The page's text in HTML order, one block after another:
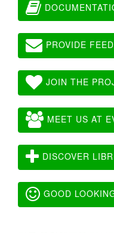
PROVIDE
JOIN THE
MEET US AT
DISCOVER
GOOD